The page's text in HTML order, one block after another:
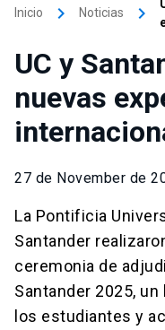
Inicio keyboard_arrow_right Noticias keyboard_arrow_right
UC y
nuevas
27 de November de
La Pontificia
Santander
ceremonia de
Santander 2025,
los estudiantes y